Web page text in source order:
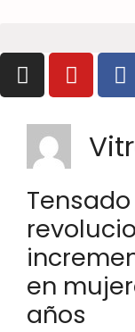
en
años